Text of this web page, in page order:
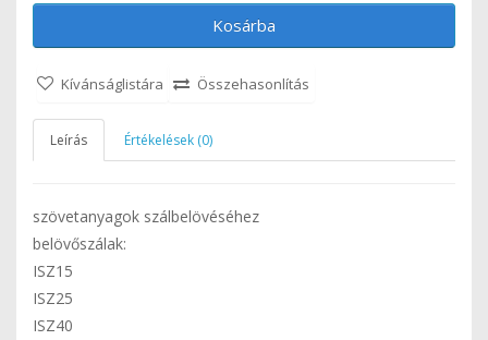
Kosárba
Kívánságlistára Összehasonlítás
Leírás Értékelések (0)
szövetanyagok szálbelövéséhez
belövőszálak:
ISZ15
ISZ25
ISZ40